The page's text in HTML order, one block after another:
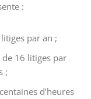
:
par an ;
de 16 litiges par
;
d’heures